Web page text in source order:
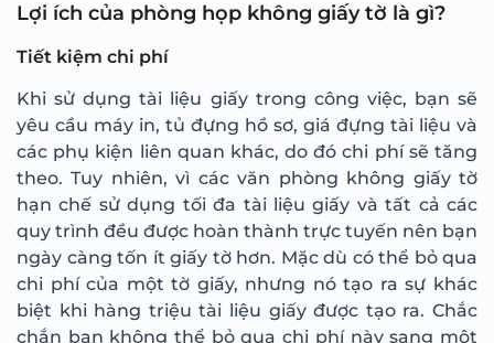
Lợi ích của phòng họp không giấy tờ là gì?
Tiết kiệm chi phí
Khi sử dụng tài liệu giấy trong công việc, bạn sẽ
yêu cầu máy in, tủ đựng hồ sơ, giá đựng tài liệu và
các phụ kiện liên quan khác, do đó chi phí sẽ tăng
theo. Tuy nhiên, vì các văn phòng không giấy tờ
hạn chế sử dụng tối đa tài liệu giấy và tất cả các
quy trình đều được hoàn thành trực tuyến nên bạn
ngày càng tốn ít giấy tờ hơn. Mặc dù có thể bỏ qua
chi phí của một tờ giấy, nhưng nó tạo ra sự khác
biệt khi hàng triệu tài liệu giấy được tạo ra. Chắc
chắn bạn không thể bỏ qua chi phí này sang một